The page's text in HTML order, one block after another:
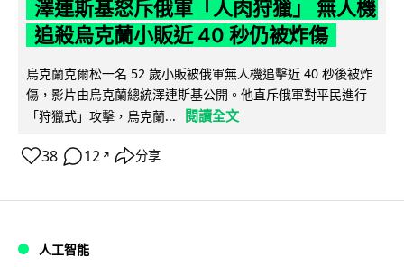
澤連斯基怒斥俄軍「人肉狩獵」 無人機
追殺烏克蘭小販近 40 秒仍被炸傷
烏克蘭克爾松一名 52 歲小販被俄軍無人機追擊近 40 秒後被炸
傷，影片由烏克蘭總統澤連斯基公開。他直斥俄軍對平民進行
「狩獵式」攻擊，烏克蘭...
閱讀全文
38 12 ↗ 分享
人工智能